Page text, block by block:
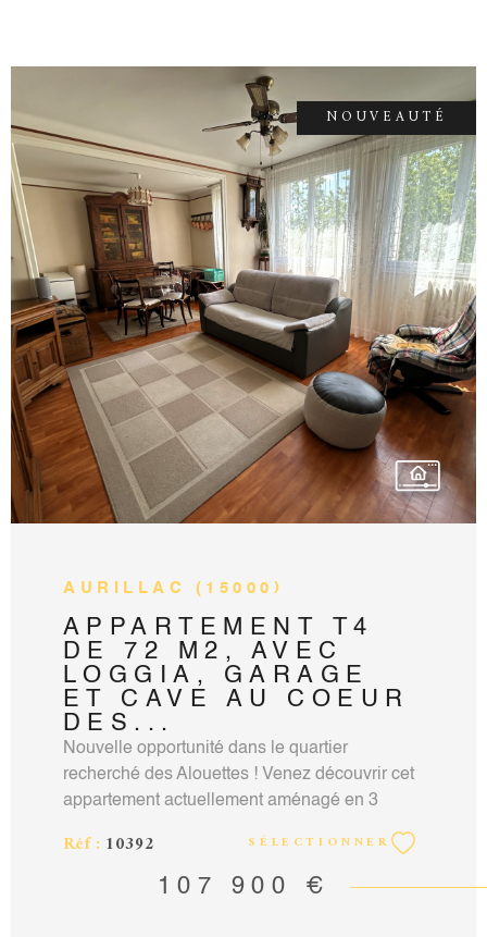
Philippe ARJALIES 06 72 70 41 27 Agent
Commercial Indépendant N° 914 720 040 000
15 Mail :
arjalies.accord.immobilier@gmail.com
AURILLAC (15000)
APPARTEMENT T4
DE 72 M2, AVEC
LOGGIA, GARAGE
ET CAVE AU COEUR
DES...
Nouvelle opportunité dans le quartier
recherché des Alouettes ! Venez découvrir cet
appartement actuellement aménagé en 3
avec une vue lointaine sur la verdure. Il se
compose d'une pièce à vivre (salon/salle à
Réf : 10392 SÉLECTIONNER
107 900 €
NOUVEAUTÉ
VOIR LE BIEN